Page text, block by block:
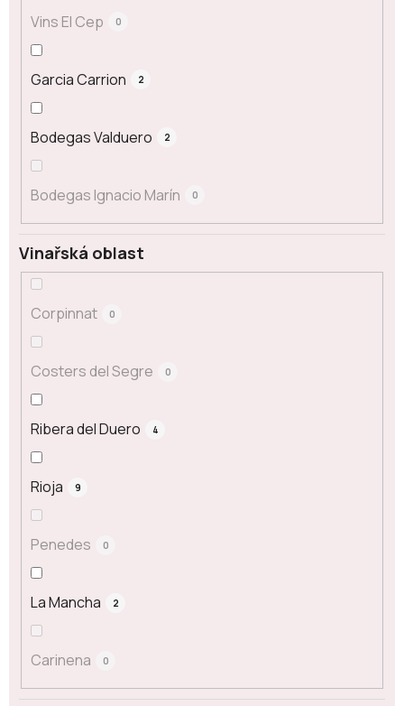
Vins El Cep 0
Garcia Carrion 2
Bodegas Valduero 2
Bodegas Ignacio Marín 0
Vinařská oblast
Corpinnat 0
Costers del Segre 0
Ribera del Duero 4
Rioja 9
Penedes 0
La Mancha 2
Carinena 0